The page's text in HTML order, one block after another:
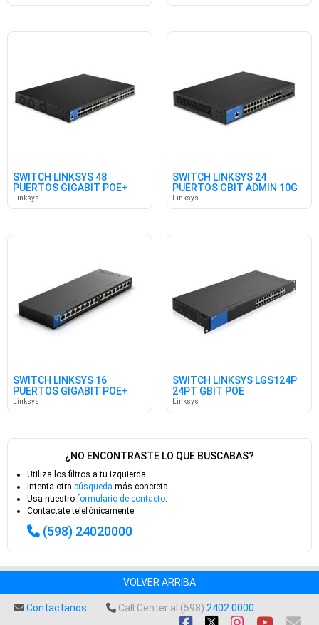
SWITCH LINKSYS 48
PUERTOS GIGABIT POE+
Linksys
SWITCH LINKSYS 24
PUERTOS GBIT ADMIN 10G
4SFP+
Linksys
SWITCH LINKSYS 16
PUERTOS GIGABIT POE+
Linksys
SWITCH LINKSYS LGS124P
24PT GBIT POE
Linksys
¿NO ENCONTRASTE LO QUE BUSCABAS?
Utiliza los filtros a tu izquierda.
Intenta otra búsqueda más concreta.
Usa nuestroformulario de contacto.
Contactate telefónicamente:
(598) 24020000
VOLVER ARRIBA
Contactanos Call Center al (598) 2402 0000